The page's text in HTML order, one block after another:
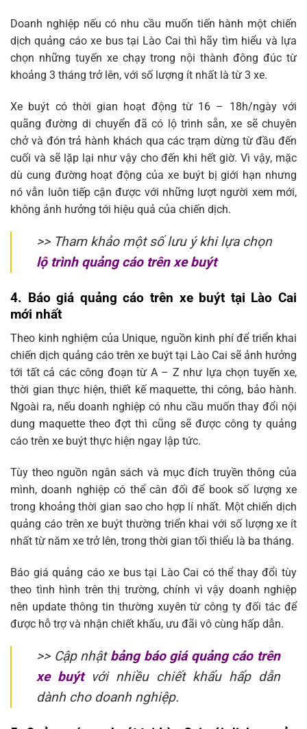
Doanh nghiệp nếu có nhu cầu muốn tiến hành một chiến
dịch quảng cáo xe bus tại Lào Cai thì hãy tìm hiểu và lựa
chọn những tuyến xe chạy trong nội thành đông đúc từ
khoảng 3 tháng trở lên, với số lượng ít nhất là từ 3 xe.
Xe buýt có thời gian hoạt động từ 16 – 18h/ngày với
quãng đường di chuyển đã có lộ trình sẵn, xe sẽ chuyên
chở và đón trả hành khách qua các trạm dừng từ đầu đến
cuối và sẽ lặp lại như vậy cho đến khi hết giờ. Vì vậy, mặc
dù cung đường hoạt động của xe buýt bị giới hạn nhưng
nó vẫn luôn tiếp cận được với những lượt người xem mới,
không ảnh hưởng tới hiệu quả của chiến dịch.
>> Tham khảo một số lưu ý khi lựa chọn
lộ trình quảng cáo trên xe buýt
4. Báo giá quảng cáo trên xe buýt tại Lào Cai
mới nhất
Theo kinh nghiệm của Unique, nguồn kinh phí để triển khai
chiến dịch quảng cáo trên xe buýt tại Lào Cai sẽ ảnh hưởng
tới tất cả các công đoạn từ A – Z như lựa chọn tuyến xe,
thời gian thực hiện, thiết kế maquette, thi công, bảo hành.
Ngoài ra, nếu doanh nghiệp có nhu cầu muốn thay đổi nội
dung maquette theo đợt thì cũng sẽ được công ty quảng
cáo trên xe buýt thực hiện ngay lập tức.
Tùy theo nguồn ngân sách và mục đích truyền thông của
mình, doanh nghiệp có thể cân đối để book số lượng xe
trong khoảng thời gian sao cho hợp lí nhất. Một chiến dịch
quảng cáo trên xe buýt thường triển khai với số lượng xe ít
nhất từ năm xe trở lên, trong thời gian tối thiểu là ba tháng.
Báo giá quảng cáo xe bus tại Lào Cai có thể thay đổi tùy
theo tình hình trên thị trường, chính vì vậy doanh nghiệp
nên update thông tin thường xuyên từ công ty đối tác để
được hỗ trợ và nhận chiết khấu, ưu đãi vô cùng hấp dẫn.
>> Cập nhật bảng báo giá quảng cáo trên
xe buýt
với nhiều chiết khấu hấp dẫn
dành cho doanh nghiệp.